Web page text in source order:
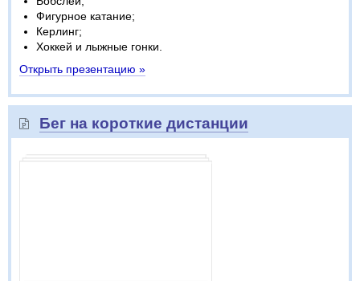
Фигурное катание;
Керлинг;
Хоккей и лыжные гонки.
Открыть презентацию »
Бег на короткие дистанции